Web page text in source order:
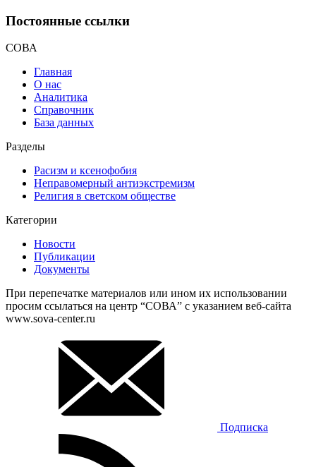
Постоянные ссылки
СОВА
Главная
О нас
Аналитика
Справочник
База данных
Разделы
Расизм и ксенофобия
Неправомерный антиэкстремизм
Религия в светском обществе
Категории
Новости
Публикации
Документы
При перепечатке материалов или ином их использовании
просим ссылаться на центр “СОВА” с указанием веб-сайта
www.sova-center.ru
Подписка